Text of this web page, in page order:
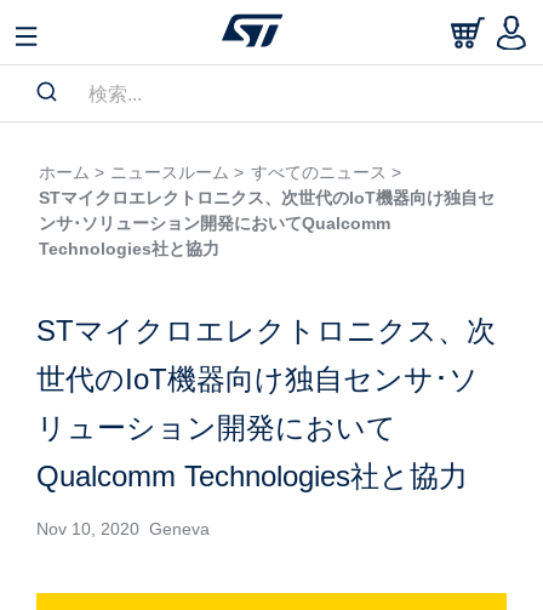
ホーム > ニュースルーム > すべてのニュース >
STマイクロエレクトロニクス、次世代のIoT機器向け独自セ
ンサ･ソリューション開発においてQualcomm
Technologies社と協力
STマイクロエレクトロニクス、次
世代のIoT機器向け独自センサ･ソ
リューション開発において
Qualcomm Technologies社と協力
Nov 10, 2020 Geneva